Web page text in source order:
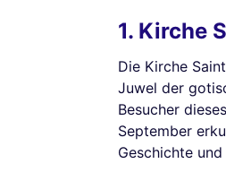
1. Kirche
Die Kirche
Juwel der
Besucher
September
Geschichte